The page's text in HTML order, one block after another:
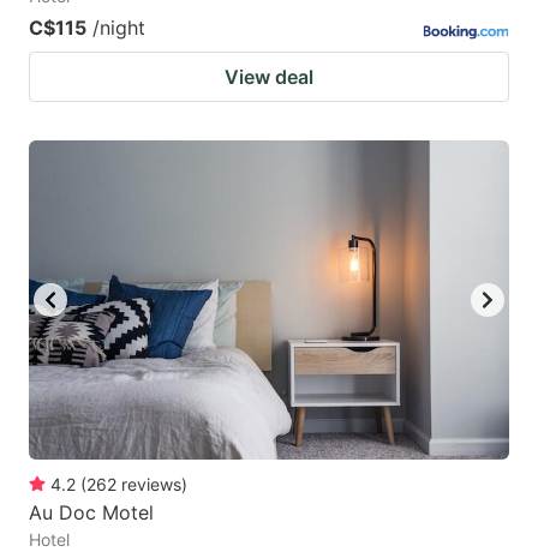
C$115 /night
View deal
4.2 (262 reviews)
Au Doc Motel
Hotel